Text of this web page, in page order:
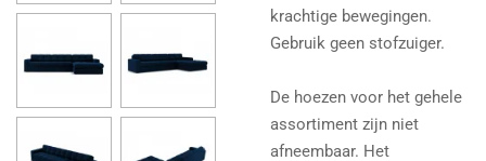
krachtige bewegingen.
Gebruik geen stofzuiger.
De hoezen voor het gehele
assortiment zijn niet
afneembaar. Het